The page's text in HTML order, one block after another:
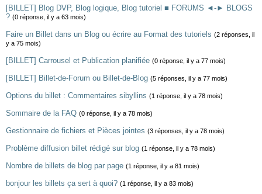
[BILLET] Blog DVP, Blog logique, Blog tutoriel ■ FORUMS ◄-► BLOGS
? (0 réponse, il y a 63 mois)
Faire un Billet dans un Blog ou écrire au Format des tutoriels (2 réponses, il
y a 75 mois)
[BILLET] Carrousel et Publication planifiée (0 réponse, il y a 77 mois)
[BILLET] Billet-de-Forum ou Billet-de-Blog (5 réponses, il y a 77 mois)
Options du billet : Commentaires sibyllins (1 réponse, il y a 78 mois)
Sommaire de la FAQ (0 réponse, il y a 78 mois)
Gestionnaire de fichiers et Pièces jointes (3 réponses, il y a 78 mois)
Problème diffusion billet rédigé sur blog (1 réponse, il y a 78 mois)
Nombre de billets de blog par page (1 réponse, il y a 81 mois)
bonjour les billets ça sert à quoi? (1 réponse, il y a 83 mois)